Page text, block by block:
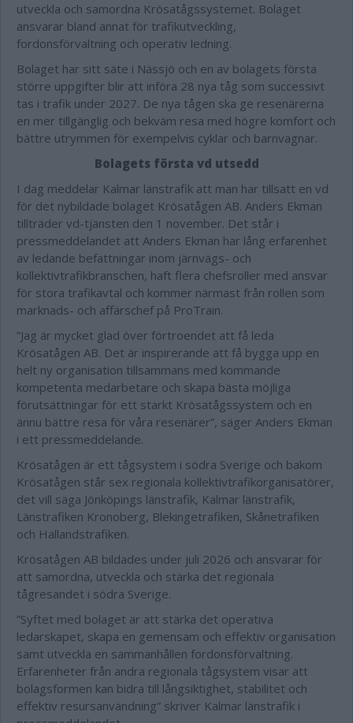
utveckla och samordna Krösatågssystemet. Bolaget
ansvarar bland annat för trafikutveckling,
fordonsförvaltning och operativ ledning.
Bolaget har sitt säte i Nässjö och en av bolagets första
större uppgifter blir att införa 28 nya tåg som successivt
tas i trafik under 2027. De nya tågen ska ge resenärerna
en mer tillgänglig och bekväm resa med högre komfort och
bättre utrymmen för exempelvis cyklar och barnvagnar.
Bolagets första vd utsedd
I dag meddelar Kalmar länstrafik att man har tillsatt en vd
för det nybildade bolaget Krösatågen AB. Anders Ekman
tillträder vd-tjänsten den 1 november. Det står i
pressmeddelandet att Anders Ekman har lång erfarenhet
av ledande befattningar inom järnvägs- och
kollektivtrafikbranschen, haft flera chefsroller med ansvar
för stora trafikavtal och kommer närmast från rollen som
marknads- och affärschef på ProTrain.
”Jag är mycket glad över förtroendet att få leda
Krösatågen AB. Det är inspirerande att få bygga upp en
helt ny organisation tillsammans med kommande
kompetenta medarbetare och skapa bästa möjliga
förutsättningar för ett starkt Krösatågssystem och en
ännu bättre resa för våra resenärer”, säger Anders Ekman
i ett pressmeddelande.
Krösatågen är ett tågsystem i södra Sverige och bakom
Krösatågen står sex regionala kollektivtrafikorganisatörer,
det vill säga Jönköpings länstrafik, Kalmar länstrafik,
Länstrafiken Kronoberg, Blekingetrafiken, Skånetrafiken
och Hallandstrafiken.
Krösatågen AB bildades under juli 2026 och ansvarar för
att samordna, utveckla och stärka det regionala
tågresandet i södra Sverige.
”Syftet med bolaget är att stärka det operativa
ledarskapet, skapa en gemensam och effektiv organisation
samt utveckla en sammanhållen fordonsförvaltning.
Erfarenheter från andra regionala tågsystem visar att
bolagsformen kan bidra till långsiktighet, stabilitet och
effektiv resursanvändning” skriver Kalmar länstrafik i